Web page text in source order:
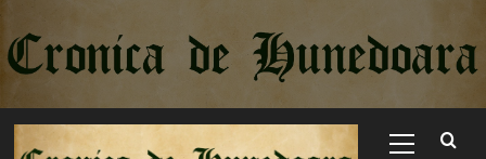
la
conținut
Menu